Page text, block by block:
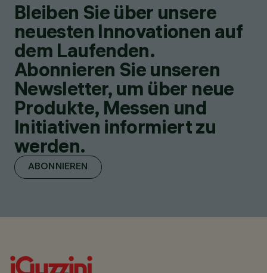
Bleiben Sie über unsere
neuesten Innovationen auf
dem Laufenden.
Abonnieren Sie unseren
Newsletter, um über neue
Produkte, Messen und
Initiativen informiert zu
werden.
ABONNIEREN